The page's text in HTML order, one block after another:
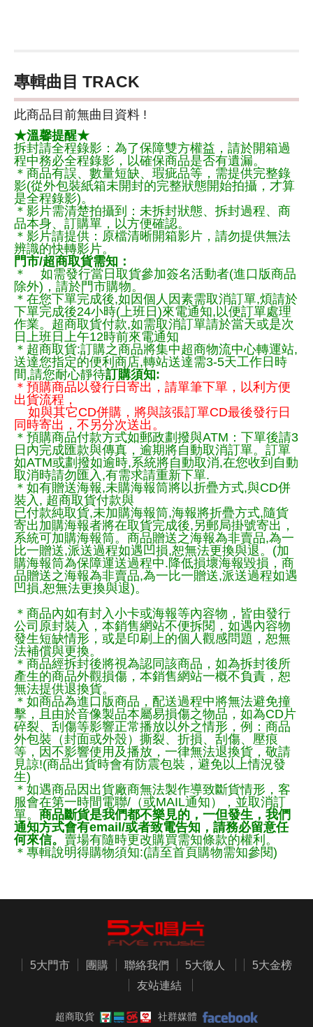
專輯曲目 TRACK
此商品目前無曲目資料 !
★溫馨提醒★
拆封請全程錄影：為了保障雙方權益，請於開箱過
程中務必全程錄影，以確保商品是否有遺漏。
＊商品有誤、數量短缺、瑕疵品等，需提供完整錄
影(從外包裝紙箱未開封的完整狀態開始拍攝，才算
是全程錄影)。
＊影片需清楚拍攝到：未拆封狀態、拆封過程、商
品本身、訂購單，以方便確認。
＊影片請提供：原檔清晰開箱影片，請勿提供無法
辨識的快轉影片。
門市/超商取貨需知：
＊ 如需發行當日取貨參加簽名活動者(進口版商品
除外)，請於門市購物。
＊在您下單完成後,如因個人因素需取消訂單,煩請於
下單完成後24小時(上班日)來電通知,以便訂單處理
作業。超商取貨付款,如需取消訂單請於當天或是次
日上班日上午12時前來電通知
＊超商取貨:訂購之商品將集中超商物流中心轉運站,
送達您指定的便利商店,轉站送達需3-5天工作日時
間,請您耐心靜待訂購須知:
＊預購商品以發行日寄出，請單筆下單，以利方便
出貨流程，
如與其它CD併購，將與該張訂單CD最後發行日
同時寄出，不另分次送出。
＊預購商品付款方式如郵政劃撥與ATM：下單後請3
日內完成匯款與傳真，逾期將自動取消訂單。訂單
如ATM或劃撥如逾時,系統將自動取消,在您收到自動
取消時請勿匯入,有需求請重新下單.
＊如有贈送海報,未購海報筒將以折疊方式,與CD併
裝入, 超商取貨付款與
已付款純取貨,未加購海報筒,海報將折疊方式,隨貨
寄出加購海報者將在取貨完成後,另郵局掛號寄出，
系統可加購海報筒。商品贈送之海報為非賣品,為一
比一贈送,派送過程如遇凹損,恕無法更換與退。(加
購海報筒為保障運送過程中.降低損壞海報毀損，商
品贈送之海報為非賣品,為一比一贈送,派送過程如遇
凹損,恕無法更換與退)。
＊商品內如有封入小卡或海報等內容物，皆由發行
公司原封裝入，本銷售網站不便拆閱，如遇內容物
發生短缺情形，或是印刷上的個人觀感問題，恕無
法補償與更換。
＊商品經拆封後將視為認同該商品，如為拆封後所
產生的商品外觀損傷，本銷售網站一概不負責，恕
無法提供退換貨。
＊如商品為進口版商品，配送過程中將無法避免撞
擊，且由於音像製品本屬易損傷之物品，如為CD片
碎裂、刮傷等影響正常播放以外之情形，例：商品
外包裝（封面或外殼）撕裂、折損、刮傷、壓痕
等，因不影響使用及播放，一律無法退換貨，敬請
見諒!(商品出貨時會有防震包裝，避免以上情況發
生)
＊如遇商品因出貨廠商無法製作導致斷貨情形，客
服會在第一時間電聯/（或MAIL通知），並取消訂
單。 商品斷貨是我們都不樂見的，一但發生，我們
通知方式會有email/或者致電告知，請務必留意任
何來信。 賣場有隨時更改購買需知條款的權利。
＊專輯說明得購物須知:(請至首頁購物需知參閱)
5大門市 團購 聯絡我們 5大徵人
5大金榜
友站連結
超商取貨 社群媒體